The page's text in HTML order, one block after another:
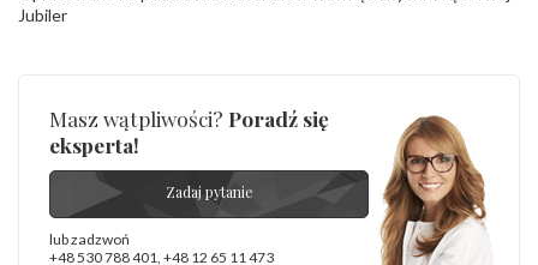
Jubiler
Masz wątpliwości? Poradź się
eksperta!
Zadaj pytanie
lub zadzwoń
+48 530 788 401, +48 12 65 11 473